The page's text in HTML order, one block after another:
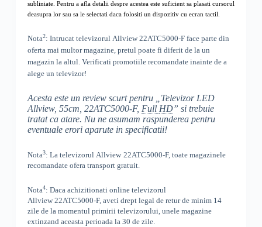
subliniate. Pentru a afla detalii despre acestea este suficient sa plasati cursorul
deasupra lor sau sa le selectati daca folositi un dispozitiv cu ecran tactil.
Nota2: Intrucat televizorul Allview 22ATC5000-Fface parte din
oferta mai multor magazine, pretul poate fi diferit de la un
magazin la altul. Verificati promotiile recomandate inainte de a
alege un televizor!
Acesta este un review scurt pentru „ Televizor LED
Allview, 55cm, 22ATC5000-F, Full HD” si trebuie
tratat ca atare. Nu ne asumam raspunderea pentru
eventuale erori aparute in specificatii!
Nota3: La televizorul Allview 22ATC5000-F, toatemagazinele
recomandate ofera transport gratuit.
Nota4: Daca achizitionati online televizorul
Allview 22ATC5000-F,aveti drept legal de retur de minim 14
zile de la momentul primirii televizorului, unele magazine
extinzand aceasta perioada la 30 de zile.